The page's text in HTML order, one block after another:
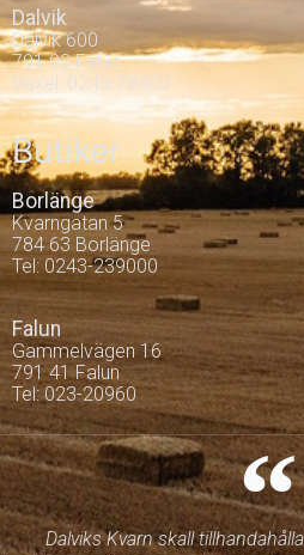
Dalvik
Dalvik 600
791 92 Falun
Växel: 0243-78400
Butiker
Borlänge
Kvarngatan 5
784 63 Borlänge
Tel: 0243-239000
Falun
Gammelvägen 16
791 41 Falun
Tel: 023-20960
Dalviks Kvarn skall